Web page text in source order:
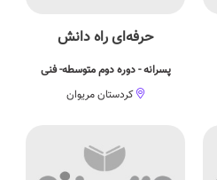
حرفه‌ای راه دانش
پسرانه - دوره دوم متوسطه- فنی
کردستان مریوان